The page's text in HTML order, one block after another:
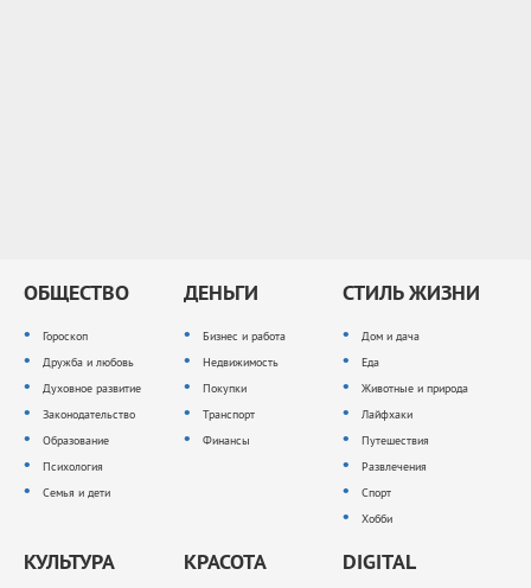
ОБЩЕСТВО
Гороскоп
Дружба и любовь
Духовное развитие
Законодательство
Образование
Психология
Семья и дети
ДЕНЬГИ
Бизнес и работа
Недвижимость
Покупки
Транспорт
Финансы
СТИЛЬ ЖИЗНИ
Дом и дача
Еда
Животные и природа
Лайфхаки
Путешествия
Развлечения
Спорт
Хобби
КУЛЬТУРА КРАСОТА DIGITAL